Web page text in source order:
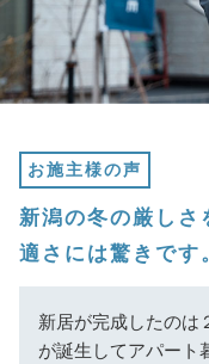
お施主様の声
新潟の冬の厳しさ
適さには驚きです
新居が完成したのは
が誕生してアパート